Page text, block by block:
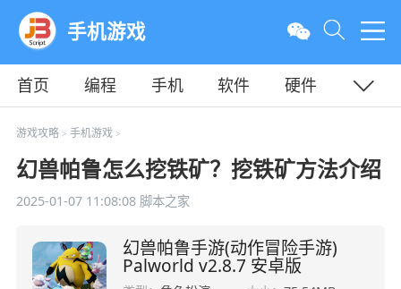
手机游戏
首页 编程 手机 软件
硬件
教程
平面
游戏攻略> 手机游戏>
幻兽帕鲁怎么挖铁矿？挖铁矿方法介绍
2025-01-07 11:08:08脚本之家
幻兽帕鲁手游(动作冒险手游)
Palworld v2.8.7 安卓版